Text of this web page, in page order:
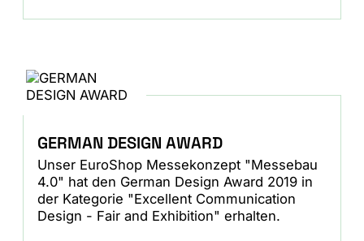
GERMAN DESIGN AWARD
Unser EuroShop Messekonzept "Messebau
4.0" hat den German Design Award 2019 in
der Kategorie "Excellent Communication
Design - Fair and Exhibition" erhalten.